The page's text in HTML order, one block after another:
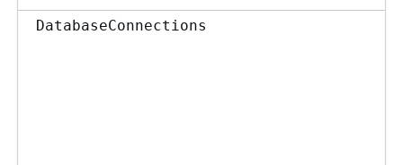
DatabaseConnections